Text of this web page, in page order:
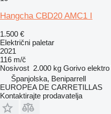
Hangcha CBD20 AMC1 I
1.500 €
Električni paletar
2021
116 m/č
Nosivost 2.000 kg Gorivo elektro
Španjolska, Beniparrell
EUROPEA DE CARRETILLAS
Kontaktirajte prodavatelja